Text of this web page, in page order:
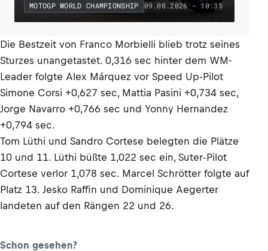
MOTOGP WORLD CHAMPIONSHIP 09.08.2026 - 10:35
Die Bestzeit von Franco Morbielli blieb trotz seines
Sturzes unangetastet. 0,316 sec hinter dem WM-
Leader folgte Alex Márquez vor Speed Up-Pilot
Simone Corsi +0,627 sec, Mattia Pasini +0,734 sec,
Jorge Navarro +0,766 sec und Yonny Hernandez
+0,794 sec.
Tom Lüthi und Sandro Cortese belegten die Plätze
10 und 11. Lüthi büßte 1,022 sec ein, Suter-Pilot
Cortese verlor 1,078 sec. Marcel Schrötter folgte auf
Platz 13. Jesko Raffin und Dominique Aegerter
landeten auf den Rängen 22 und 26.
Schon gesehen?